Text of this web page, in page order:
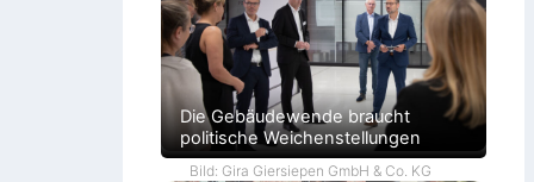
Die Gebäudewende braucht
politische Weichenstellungen
Bild: Gira Giersiepen GmbH & Co. KG